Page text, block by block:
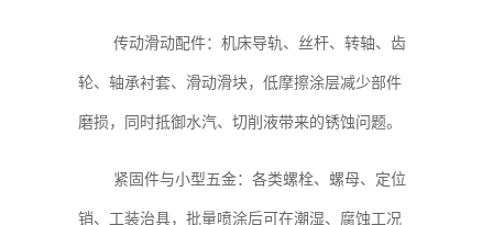
传动滑动配件：机床导轨、丝杆、转轴、齿
轮、轴承衬套、滑动滑块，低摩擦涂层减少部件
磨损，同时抵御水汽、切削液带来的锈蚀问题。
紧固件与小型五金：各类螺栓、螺母、定位
销、工装治具，批量喷涂后可在潮湿、腐蚀工况